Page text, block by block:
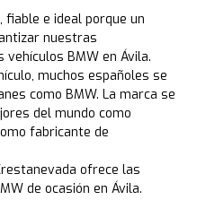
fiable e ideal porque un
nuestras
BMW en Ávila.
muchos españoles se
como BMW. La marca se
del mundo como
fabricante de
ofrece las
de ocasión en Ávila.